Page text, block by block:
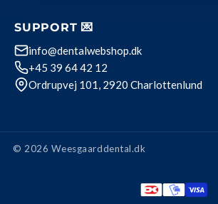
SUPPORT 💌
info@dentalwebshop.dk
+45 39 64 42 12
Ordrupvej 101, 2920 Charlottenlund
© 2026 Weesgaarddental.dk